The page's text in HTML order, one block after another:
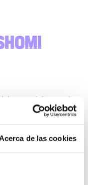
de las cookies
en visita, coche
llamadas entre
importante por no
Cada llamada